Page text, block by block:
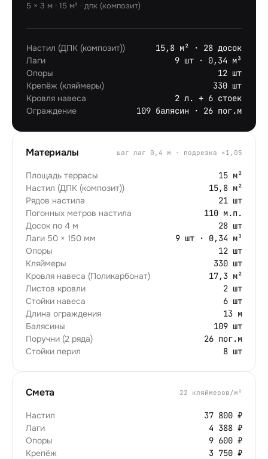
5 × 3 м · 15 м² · дпк (композит)
Настил (ДПК (композит))
15,8 м² · 28 досок
Лаги
9 шт · 0,34 м³
Опоры
12 шт
Крепёж (кляймеры)
330 шт
Кровля навеса
2 л. + 6 стоек
Ограждение
109 балясин · 26 пог.м
Материалы шаг лаг 0,4 м · подрезка × 1,05
Площадь террасы
15 м²
Настил (ДПК (композит))
15,8 м²
Рядов настила
21 шт
Погонных метров настила
110 м.п.
Досок по 4 м
28 шт
Лаги 50 × 150 мм
9 шт · 0,34 м³
Опоры
12 шт
Кляймеры
330 шт
Кровля навеса (Поликарбонат)
17,3 м²
Листов кровли
2 шт
Стойки навеса
6 шт
Длина ограждения
13 м
Балясины
109 шт
Поручни (2 ряда)
26 пог.м
Стойки перил
8 шт
Смета 22 кляймеров/м²
Настил
37 800 ₽
Лаги
4 388 ₽
Опоры
9 600 ₽
Крепёж
3 750 ₽